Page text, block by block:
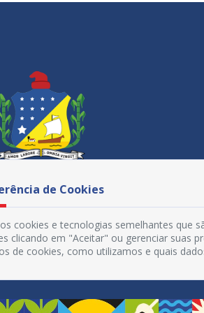
de Cookies
cookies e tecnologias semelhantes que
clicando em "Aceitar" ou gerenciar suas
de cookies, como utilizamos e quais